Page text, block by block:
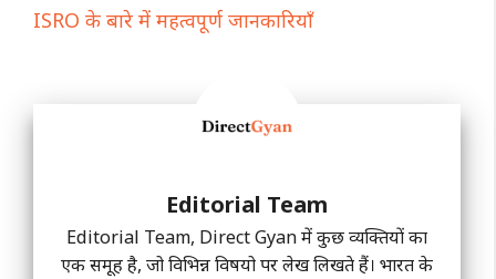
ISRO के बारे में महत्वपूर्ण जानकारियाँ
Editorial Team
Editorial Team, Direct Gyan में कुछ व्यक्तियों का
एक समूह है, जो विभिन्न विषयो पर लेख लिखते हैं। भारत के